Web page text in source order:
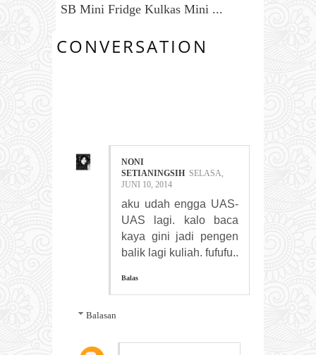
SB Mini Fridge Kulkas Mini ...
CONVERSATION
NONI
SETIANINGSIH SELASA,
JUNI 10, 2014
aku udah engga UAS-
UAS lagi. kalo baca
kaya gini jadi pengen
balik lagi kuliah. fufufu..
Balas
Balasan